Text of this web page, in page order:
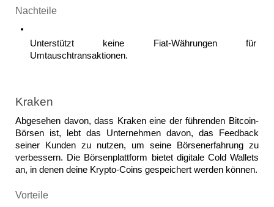
Nachteile
Unterstützt keine Fiat-Währungen für
Umtauschtransaktionen.
Kraken
Abgesehen davon, dass Kraken eine der führenden Bitcoin-
Börsen ist, lebt das Unternehmen davon, das Feedback
seiner Kunden zu nutzen, um seine Börsenerfahrung zu
verbessern. Die Börsenplattform bietet digitale Cold Wallets
an, in denen deine Krypto-Coins gespeichert werden können.
Vorteile